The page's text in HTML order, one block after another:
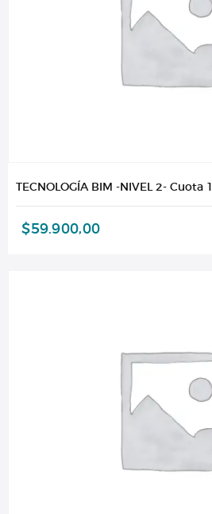
TECNOLOGÍA BIM -NIVEL 2- Cuota 1
$59.900,00